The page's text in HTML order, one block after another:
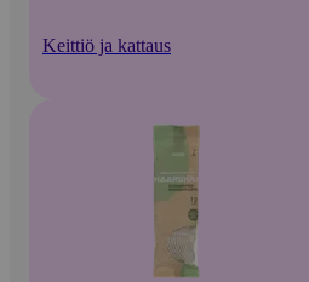
Keittiö ja kattaus